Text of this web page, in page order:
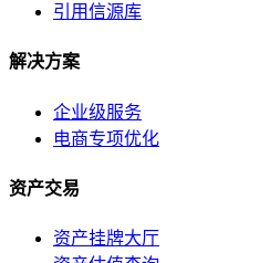
引用信源库
解决方案
企业级服务
电商专项优化
资产交易
资产挂牌大厅